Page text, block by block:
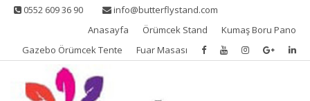
Skip 0552 609 36 90
info@butterflystand.com
Anasayfa
Örümcek Stand
Kumaş Boru Pano
Gazebo Örümcek Tente
Fuar Masası